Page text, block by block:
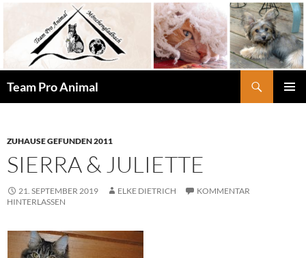
springen
Team Pro Animal
ZUHAUSE GEFUNDEN 2011
SIERRA & JULIETTE
21. SEPTEMBER 2019 ELKE DIETRICH
KOMMENTAR
HINTERLASSEN